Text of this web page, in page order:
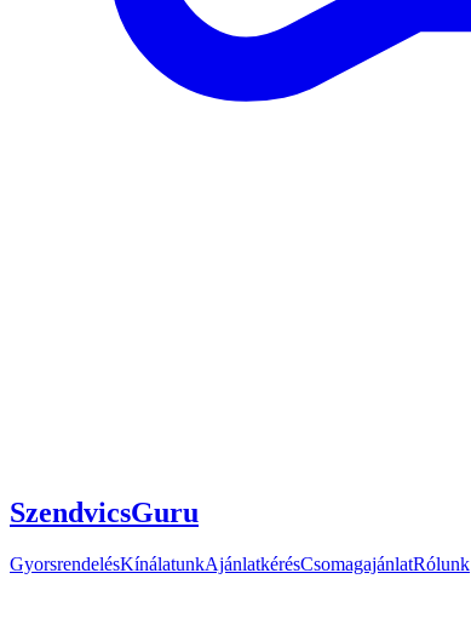
SzendvicsGuru
GyorsrendelésKínálatunkAjánlatkérésCsomagajánlatRólunk